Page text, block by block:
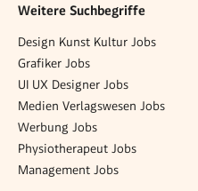
Weitere Suchbegriffe
Design Kunst Kultur Jobs
Grafiker Jobs
UI UX Designer Jobs
Medien Verlagswesen Jobs
Werbung Jobs
Physiotherapeut Jobs
Management Jobs